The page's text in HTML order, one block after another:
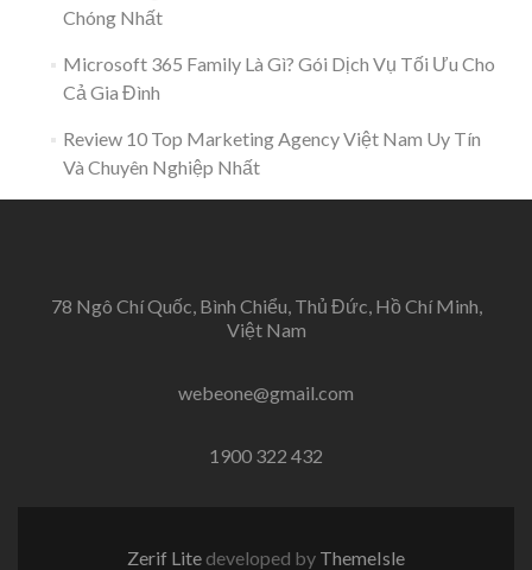
Chóng Nhất
Microsoft 365 Family Là Gì? Gói Dịch Vụ Tối Ưu Cho
Cả Gia Đình
Review 10 Top Marketing Agency Việt Nam Uy Tín
Và Chuyên Nghiệp Nhất
78 Ngô Chí Quốc, Bình Chiểu, Thủ Đức, Hồ Chí Minh,
Việt Nam
webeone@gmail.com
1900 322 432
Zerif Lite developed by ThemeIsle